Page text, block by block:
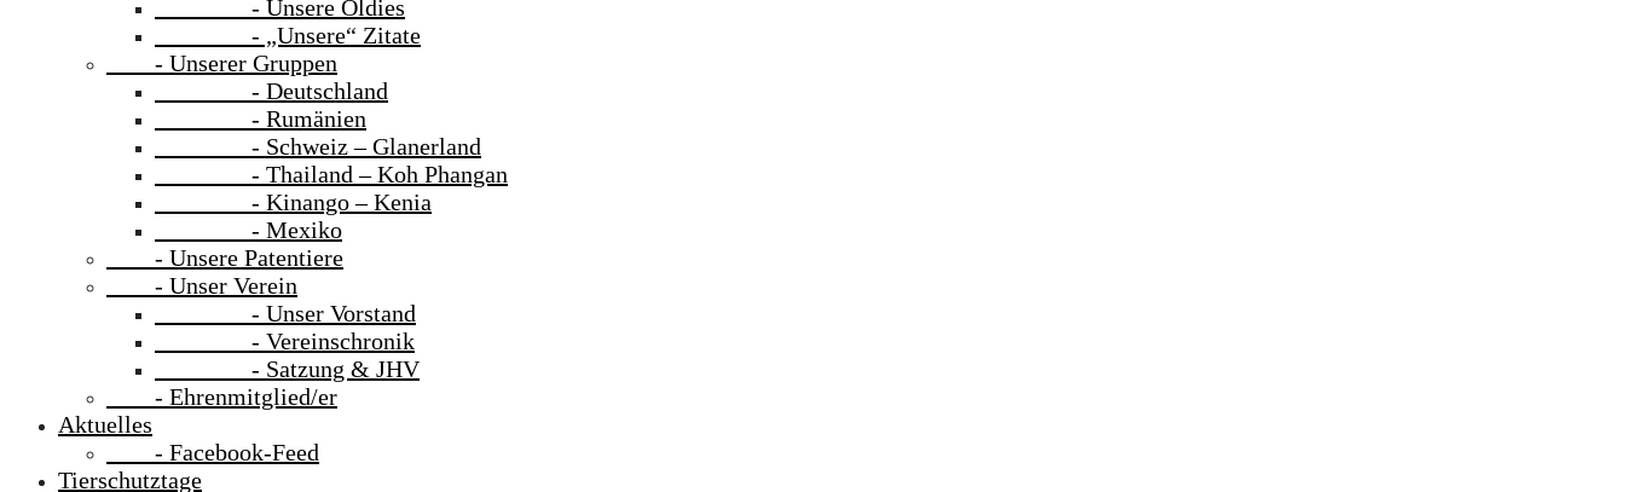
- Unsere Oldies
- „Unsere“ Zitate
- Unserer Gruppen
- Deutschland
- Rumänien
- Schweiz – Glanerland
- Thailand – Koh Phangan
- Kinango – Kenia
- Mexiko
- Unsere Patentiere
- Unser Verein
- Unser Vorstand
- Vereinschronik
- Satzung & JHV
- Ehrenmitglied/er
Aktuelles
- Facebook-Feed
Tierschutztage